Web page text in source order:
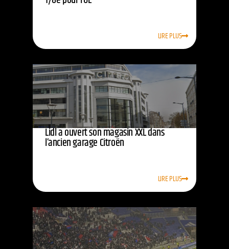
LIRE PLUS
Lidl a ouvert son magasin XXL dans
l’ancien garage Citroën
LIRE PLUS